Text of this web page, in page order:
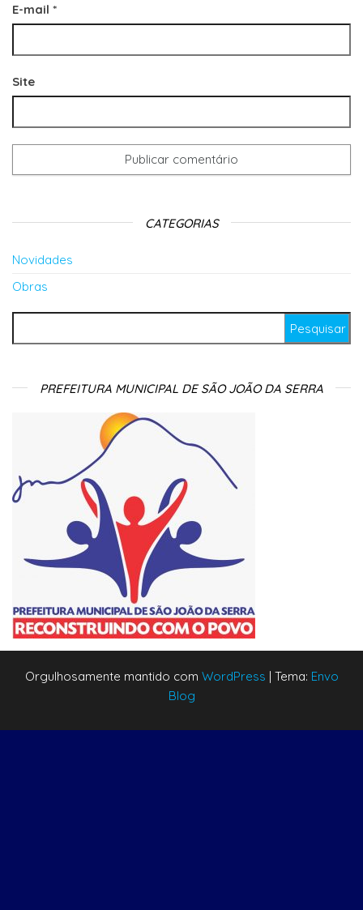
E-mail *
Site
CATEGORIAS
Novidades
Obras
PREFEITURA MUNICIPAL DE SÃO JOÃO DA SERRA
Orgulhosamente mantido com WordPress | Tema: Envo
Blog